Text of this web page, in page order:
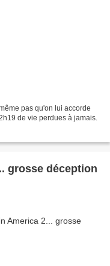
pas qu'on lui accorde
de vie perdues à jamais.
grosse déception